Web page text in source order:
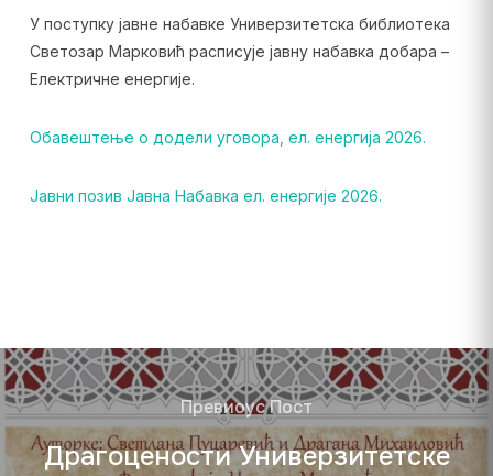
У поступку јавне набавке Универзитетска библиотека
Светозар Марковић расписује јавну набавка добара –
Електричне енергије.
Обавештење о додели уговора, ел. енергија 2026.
Јавни позив Јавна Набавка ел. енергије 2026.
Превиоус Пост
Драгоцености Универзитетске